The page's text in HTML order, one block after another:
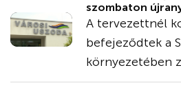
szombaton
A tervezettnél
befejeződtek a
környezetében